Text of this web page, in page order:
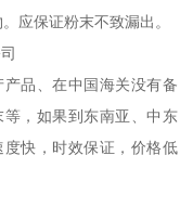
应保证粉末不致漏出。
品、在中国海关没有备
，如果到东南亚、中东
快，时效保证，价格低